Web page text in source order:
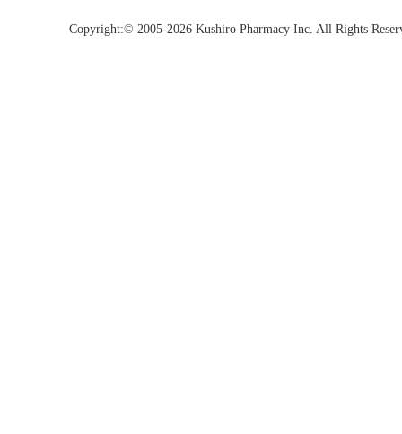
Copyright:© 2005-2026 Kushiro Pharmacy Inc. All Rights